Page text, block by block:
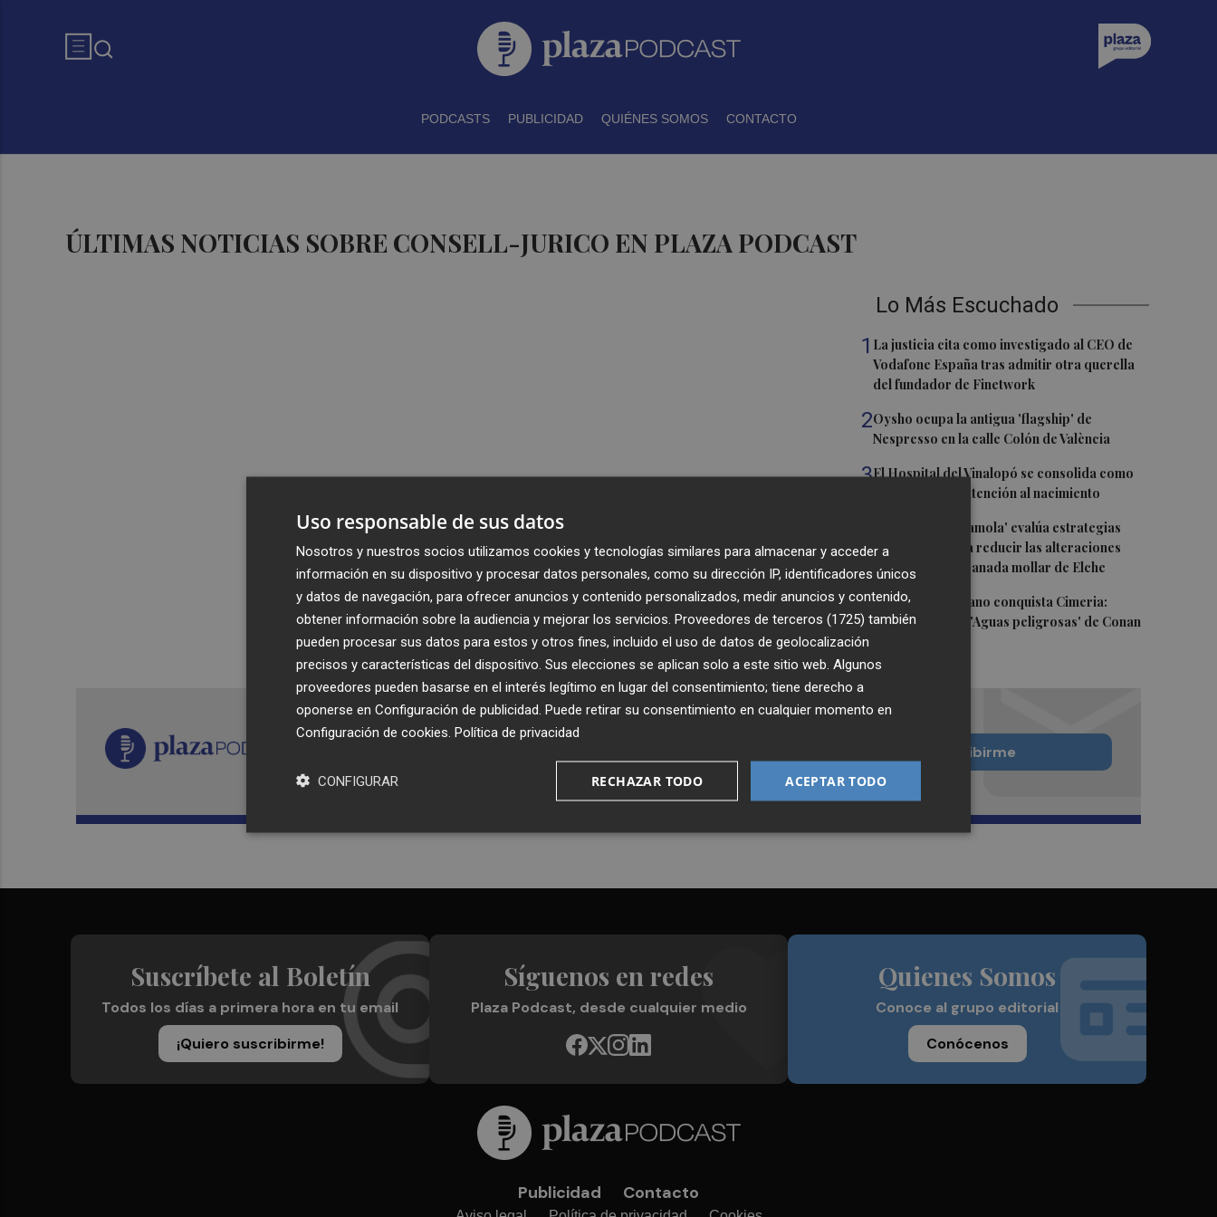
PODCASTS PUBLICIDAD QUIÉNES SOMOS CONTACTO
ÚLTIMAS NOTICIAS SOBRE CONSELL-JURICO EN PLAZA PODCAST
Lo Más Escuchado
1 La justicia cita como investigado al CEO de
Vodafone España tras admitir otra querella
del fundador de Finetwork
2Oysho ocupa la antigua 'flagship' de
Nespresso en la calle Colón de València
3El Hospital del Vinalopó se consolida como
referente en la atención al nacimiento
El proyecto 'Gramola' evalúa estrategias
sostenibles para reducir las alteraciones
internas de la granada mollar de Elche
5El talento murciano conquista Cimeria:
Dagnino ilustra 'Aguas peligrosas' de Conan
Recibe toda la actualidad de
Plaza Podcast en tu correo
Quiero suscribirme
Suscríbete al Boletín
Todos los días a primera hora en tu email
¡Quiero suscribirme!
Síguenos en redes
Plaza Podcast, desde cualquier medio
Quienes Somos
Conoce al grupo editorial
Conócenos
Publicidad Contacto
Uso responsable de sus datos
Nosotros y nuestros socios utilizamos cookies y tecnologías similares para almacenar y acceder a
información en su dispositivo y procesar datos personales, como su dirección IP, identificadores únicos
y datos de navegación, para ofrecer anuncios y contenido personalizados, medir anuncios y contenido,
obtener información sobre la audiencia y mejorar los servicios. Proveedores de terceros (1725) también
pueden procesar sus datos para estos y otros fines, incluido el uso de datos de geolocalización
precisos y características del dispositivo. Sus elecciones se aplican solo a este sitio web. Algunos
proveedores pueden basarse en el interés legítimo en lugar del consentimiento; tiene derecho a
oponerse en Configuración de publicidad . Puede retirar su consentimiento en cualquier momento en
Configuración de cookies Política de privacidad
ACEPTAR TODO
RECHAZAR TODO
CONFIGURAR